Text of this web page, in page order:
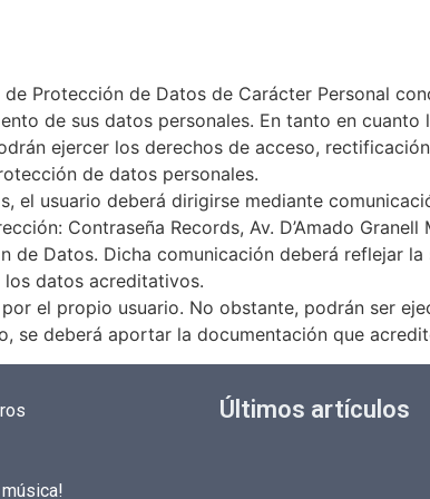
Protección de Datos de Carácter Personal
de sus datos personales. En tanto en
ejercer los derechos de acceso,
de datos personales.
el usuario deberá dirigirse mediante
Contraseña Records, Av. D’Amado
de Datos. Dicha comunicación deberá reflejar
datos acreditativos.
el propio usuario. No obstante, podrán ser
se deberá aportar la documentación que
música!
Últimos artículos